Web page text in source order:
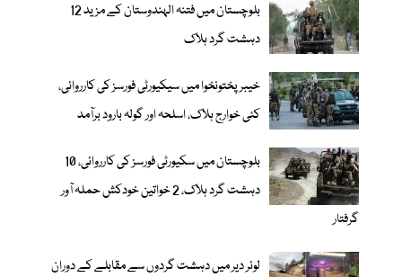
بلوچستان میں فتنہ الہندوستان کے مزید 12
دہشت گرد ہلاک
خیبر پختونخوا میں سیکیورٹی فورسز کی کارروائی،
کئی خوارج ہلاک، اسلحہ اور گولہ بارود برآمد
بلوچستان میں سکیورٹی فورسز کی کارروائی، 10
دہشت گرد ہلاک، 2 خواتین خودکش حملہ آور
گرفتار
لوئر دیر میں دہشت گردوں سے مقابلے کے دوران